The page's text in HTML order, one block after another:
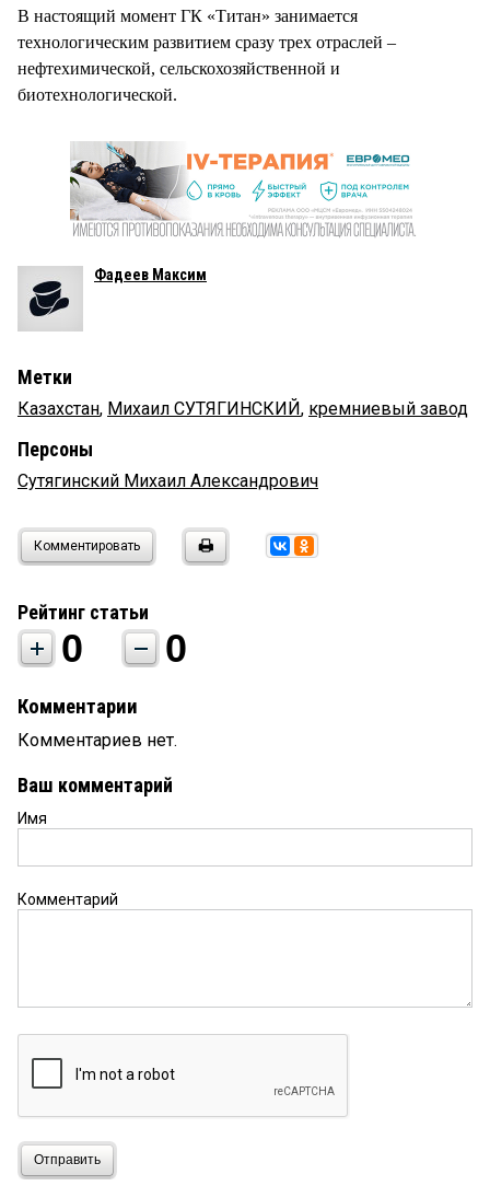
В настоящий момент ГК «Титан» занимается
технологическим развитием сразу трех отраслей –
нефтехимической, сельскохозяйственной и
биотехнологической.
Фадеев Максим
Метки
Казахстан, Михаил СУТЯГИНСКИЙ, кремниевый завод
Персоны
Сутягинский Михаил Александрович
Комментировать
Рейтинг статьи
0 0
Комментарии
Комментариев нет.
Ваш комментарий
Имя
Комментарий
Отправить